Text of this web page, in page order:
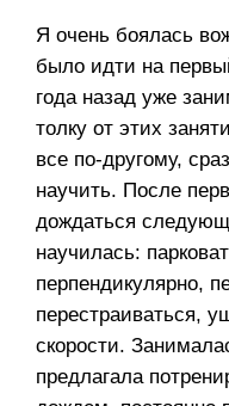
Я очень боялась
было идти на
года назад уже
толку от этих
все по-другому,
научить. После
дождаться
научилась:
перпендикулярно,
перестраиваться,
скорости.
предлагала